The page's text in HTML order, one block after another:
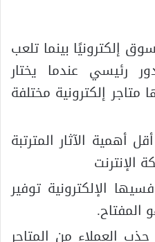
إلكترونيًا بينما تلعب
رئيسي عندما يختار
إلكترونية مختلفة
أهمية الآثار المترتبة
الإنترنت
الإلكترونية توفير
المفتاح.
العملاء من المتاجر